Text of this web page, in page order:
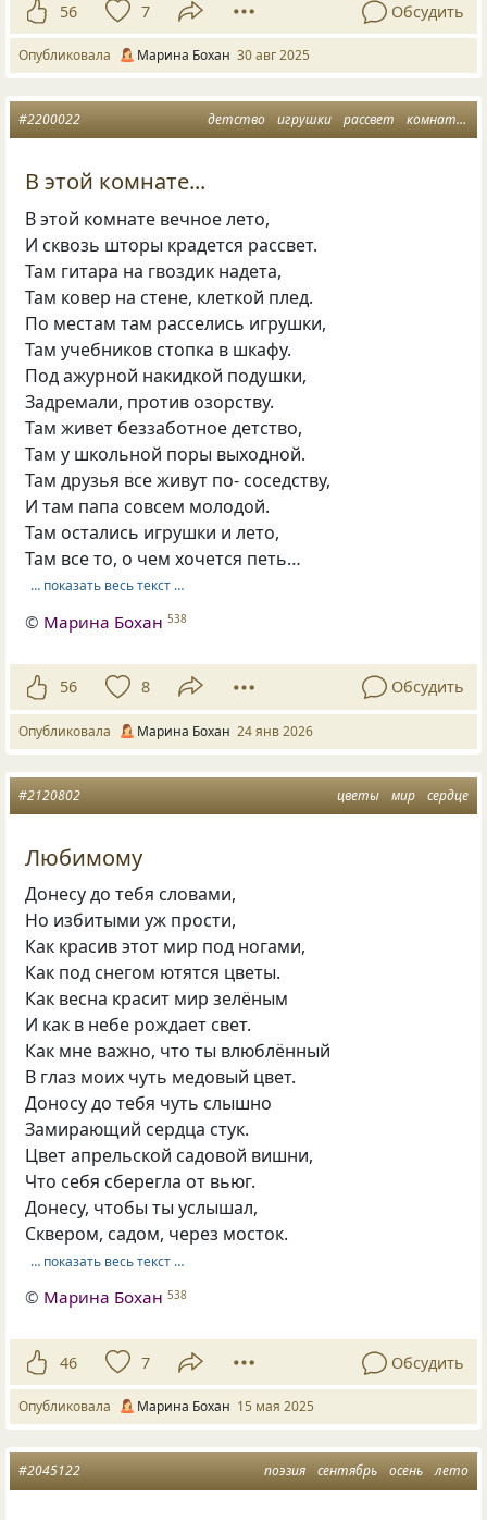
56 7 Обсудить
Опубликовала Марина Бохан 30 авг 2025
детство игрушки рассвет комната
#2200022
В этой комнате...
В этой комнате вечное лето,
И сквозь шторы крадется рассвет.
Там гитара на гвоздик надета,
Там ковер на стене, клеткой плед.
По местам там расселись игрушки,
Там учебников стопка в шкафу.
Под ажурной накидкой подушки,
Задремали, против озорству.
Там живет беззаботное детство,
Там у школьной поры выходной.
Там друзья все живут по- соседству,
И там папа совсем молодой.
Там остались игрушки и лето,
Там все то, о чем хочется петь…
… показать весь текст …
© Марина Бохан 538
56 8 Обсудить
Опубликовала Марина Бохан 24 янв 2026
цветы мир сердце
#2120802
Любимому
Донесу до тебя словами,
Но избитыми уж прости,
Как красив этот мир под ногами,
Как под снегом ютятся цветы.
Как весна красит мир зелёным
И как в небе рождает свет.
Как мне важно, что ты влюблённый
В глаз моих чуть медовый цвет.
Доносу до тебя чуть слышно
Замирающий сердца стук.
Цвет апрельской садовой вишни,
Что себя сберегла от вьюг.
Донесу, чтобы ты услышал,
Сквером, садом, через мосток.
… показать весь текст …
© Марина Бохан 538
46 7 Обсудить
Опубликовала Марина Бохан 15 мая 2025
поэзия сентябрь осень лето
#2045122